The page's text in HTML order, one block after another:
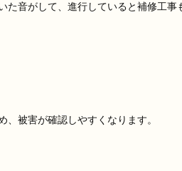
た音がして、進行していると補修工事
被害が確認しやすくなります。